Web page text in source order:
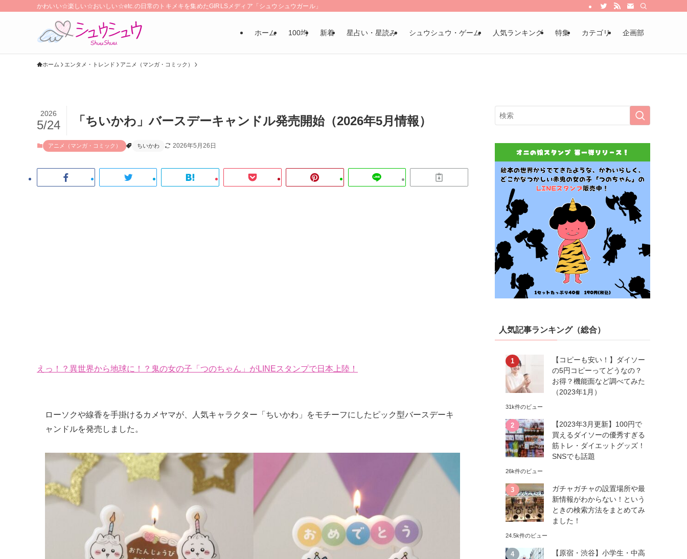
かわいい☆楽しい☆おいしい☆etc.の日常のトキメキを集めたGIRLSメディア「シュウシュウガール」
ホーム 100均 新着 星占い・星読み シュウシュウ・ゲーム 人気ランキング 特集 カテゴリ 企画部
ホーム エンタメ・トレンド アニメ（マンガ・コミック）
「ちいかわ」バースデーキャンドル発売開始（2026年5月情報）
2026
5/24
アニメ（マンガ・コミック） ちいかわ 2026年5月26日
えっ！？異世界から地球に！？鬼の女の子「つのちゃん」がLINEスタンプで日本上陸！
ローソクや線香を手掛けるカメヤマが、人気キャラクター「ちいかわ」をモチーフにしたピック型バースデーキ
ャンドルを発売しました。
人気記事ランキング（総合）
【コピーも安い！】ダイソー
の5円コピーってどうなの？
お得？機能面など調べてみた
（2023年1月）
31k件のビュー
【2023年3月更新】100円で
買えるダイソーの優秀すぎる
筋トレ・ダイエットグッズ！
SNSでも話題
26k件のビュー
ガチャガチャの設置場所や最
新情報がわからない！という
ときの検索方法をまとめてみ
ました！
24.5k件のビュー
【原宿・渋谷】小学生・中高